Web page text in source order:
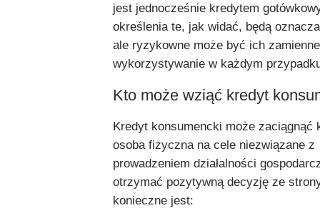
jest jednocześnie kredytem
określenia te, jak widać, będą
ale ryzykowne może być ich zamienne
wykorzystywanie w każdym
Kto może wziąć kredyt
Kredyt konsumencki może zaciągnąć
osoba fizyczna na cele niezwiązane z
prowadzeniem działalności
otrzymać pozytywną decyzję ze
konieczne jest: